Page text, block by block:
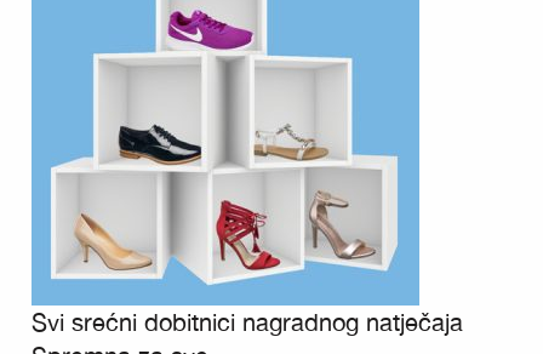
Svi srećni dobitnici nagradnog natječaja